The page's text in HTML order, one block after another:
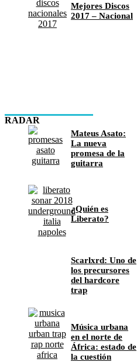
Mejores Discos
2017 – Nacional
RADAR
Mateus Asato:
La nueva
promesa de la
guitarra
¿Quién es
Liberato?
Scarlxrd: Uno de
los precursores
del hardcore
trap
Música urbana
en el norte de
África: estado de
la cuestión